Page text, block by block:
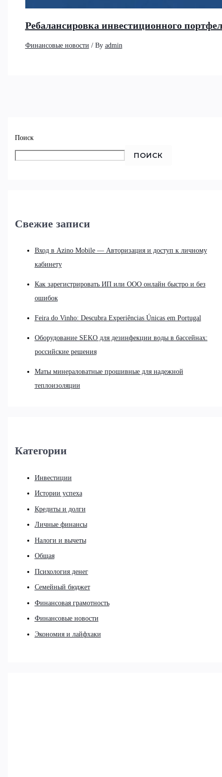
Поиск
ПОИСК
Свежие записи
Вход в Azino Mobile — Авторизация и доступ к личному
кабинету
Как зарегистрировать ИП или ООО онлайн быстро и без
ошибок
Feira do Vinho: Descubra Experiências Únicas em Portugal
Оборудование SEKO для дезинфекции воды в бассейнах:
российские решения
Маты минераловатные прошивные для надежной
теплоизоляции
Категории
Инвестиции
Истории успеха
Кредиты и долги
Личные финансы
Налоги и вычеты
Общая
Психология денег
Семейный бюджет
Финансовая грамотность
Финансовые новости
Экономия и лайфхаки
Ребалансировка инвестиционного
Финансовые новости / By admin